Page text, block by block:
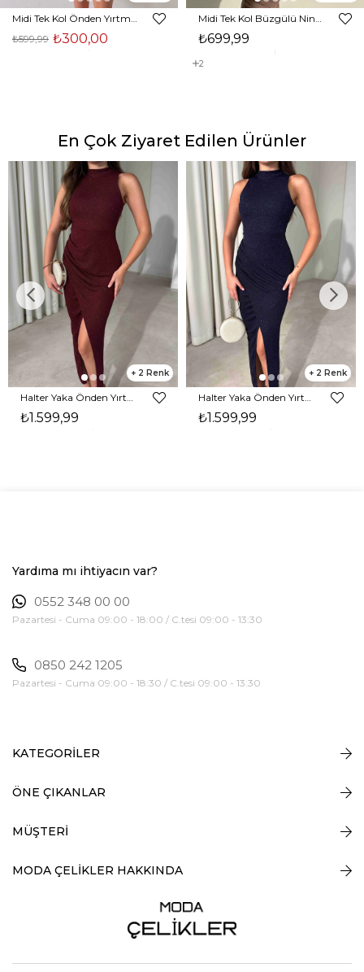
₺300,00
₺599,99 ₺699,99
2
En Çok Ziyaret Edilen Ürünler
2
₺1.599,99
2
₺1.599,99
Yardıma mı ihtiyacın var?
0552 348 00 00
Pazartesi - Cuma 09:00 - 18:00 / C.tesi 09:00 - 13:30
0850 242 1205
Pazartesi - Cuma 09:00 - 18:30 / C.tesi 09:00 - 13:30
KATEGORİLER
ÖNE ÇIKANLAR
MÜŞTERİ
MODA ÇELİKLER HAKKINDA